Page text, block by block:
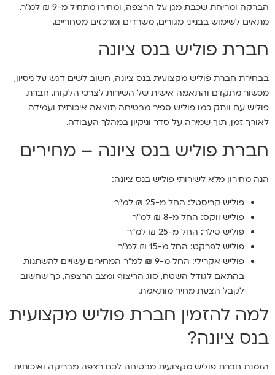
הברקה ומריחת שכבת מגן על הרצפה, ומחירו מתחיל מ-9 ₪ למ"ר.
מתאים לשימוש בבנייני מגורים, משרדים ומרכזים מסחריים.
חברת פוליש בנס ציונה
בבחירת חברת פוליש מקצועית בנס ציונה, חשוב לשים דגש על ניסיון,
מכשור מתקדם והתאמה אישית של השירות לצרכי הלקוח. חברת
פוליש עם וותק כמו פוליש ספיר מבטיחה תוצאה איכותית ועמידה
לאורך זמן, תוך שמירה על סדר וניקיון במהלך העבודה.
חברת פוליש בנס ציונה – מחירים
הנה מחירון מלא לשירותי פוליש בנס ציונה:
פוליש קריסטל: החל מ-25 ₪ למ"ר
פוליש ווקס: החל מ-8 ₪ למ"ר
פוליש סילר: החל מ-25 ₪ למ"ר
פוליש לפרקט: החל מ-15 ₪ למ"ר
פוליש אקרילי: החל מ-9 ₪ למ"ר המחירים עשויים להשתנות
בהתאם לגודל השטח, סוג הריצוף ומצב הרצפה, כך שחשוב
לקבל הצעת מחיר מותאמת.
למה להזמין חברת פוליש מקצועית
בנס ציונה?
הזמנת חברת פוליש מקצועית מבטיחה לכם רצפה מבריקה ואיכותית